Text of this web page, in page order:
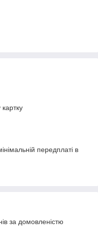
передплаті в
за домовленістю